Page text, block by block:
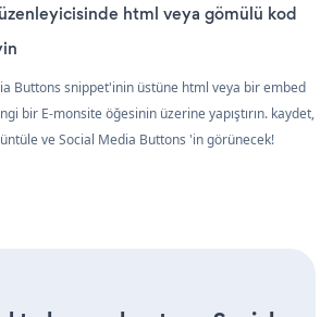
html veya gömülü kod
Buttons snippet'inin üstüne html veya bir embed
bir E-monsite öğesinin üzerine yapıştırın. kaydet,
ve Social Media Buttons 'in görünecek!